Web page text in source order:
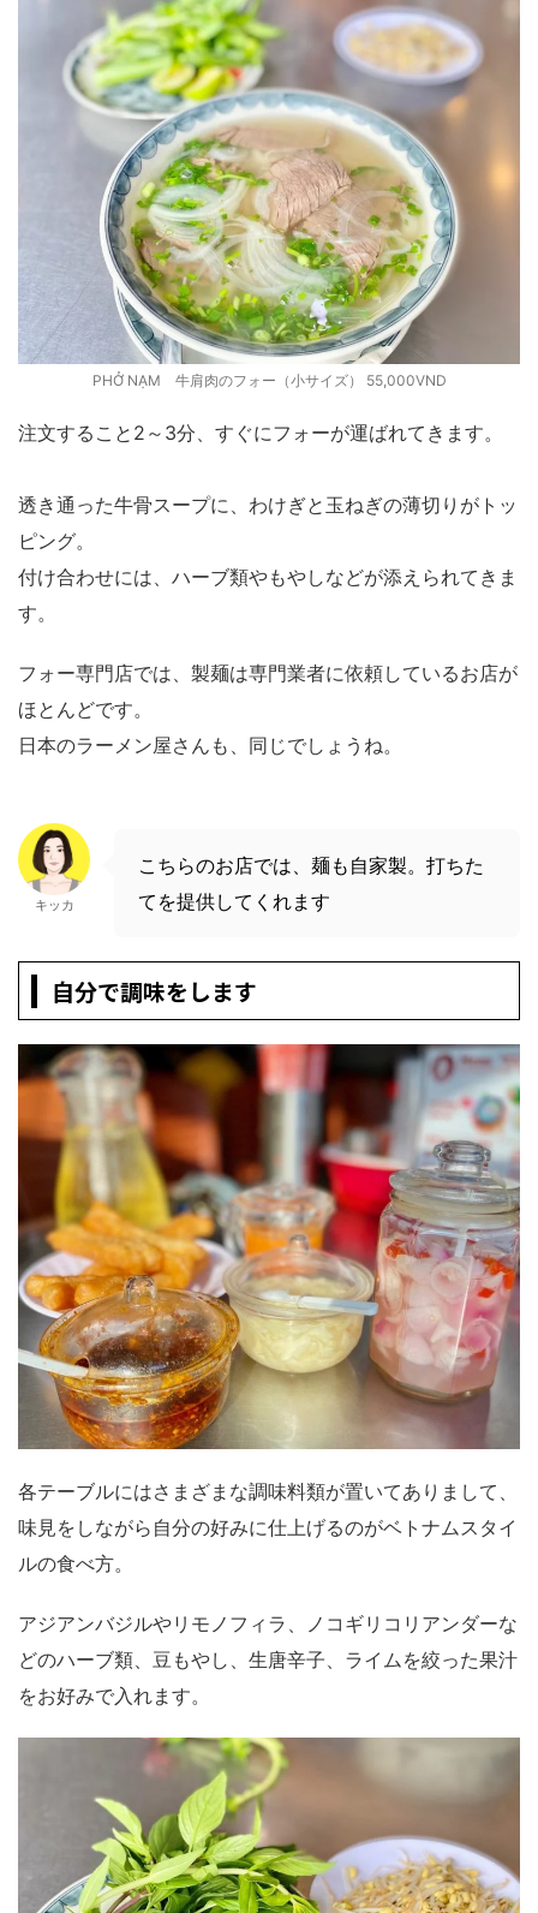
PHỞ NẠM 牛肩肉のフォー（小サイズ） 55,000VND
注文すること2～3分、すぐにフォーが運ばれてきます。
透き通った牛骨スープに、わけぎと玉ねぎの薄切りがトッ
ピング。
付け合わせには、ハーブ類やもやしなどが添えられてきま
す。
フォー専門店では、製麺は専門業者に依頼しているお店が
ほとんどです。
日本のラーメン屋さんも、同じでしょうね。
キッカ
こちらのお店では、麺も自家製。打ちた
てを提供してくれます
自分で調味をします
各テーブルにはさまざまな調味料類が置いてありまして、
味見をしながら自分の好みに仕上げるのがベトナムスタイ
ルの食べ方。
アジアンバジルやリモノフィラ、ノコギリコリアンダーな
どのハーブ類、豆もやし、生唐辛子、ライムを絞った果汁
をお好みで入れます。